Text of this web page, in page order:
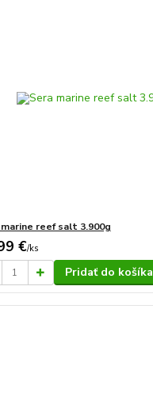
reef salt 3.900g
€/ks
Pridať do košíka